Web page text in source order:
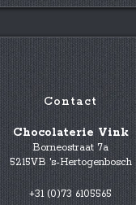
Contact
Chocolaterie Vink
Borneostraat 7a
5215VB 's-Hertogenbosch
+31 (0)73 6105565